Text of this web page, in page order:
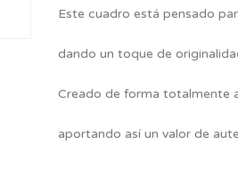
Este cuadro está pensado
dando un toque de
Creado de forma totalmente
aportando así un valor de